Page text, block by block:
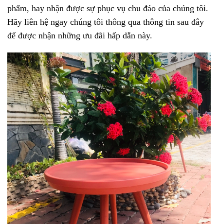
phẩm, hay nhận được sự phục vụ chu đáo của chúng tôi.
Hãy liên hệ ngay chúng tôi thông qua thông tin sau đây
để được nhận những ưu đãi hấp dẫn này.